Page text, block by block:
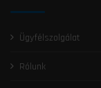
Ügyfélszolgálat
Rólunk